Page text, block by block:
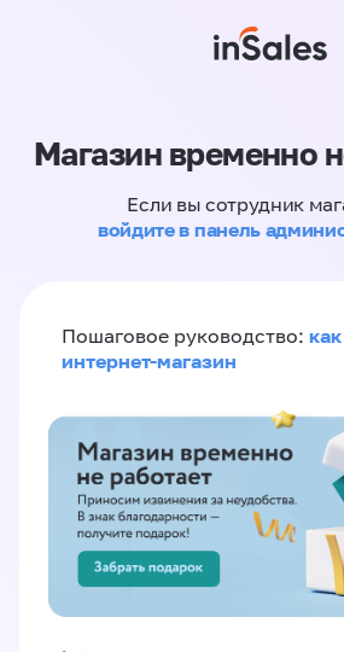
Магазин временно
Если вы сотрудник
войдите в панель
Пошаговое руководство:
интернет-магазин